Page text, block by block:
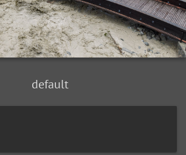
default